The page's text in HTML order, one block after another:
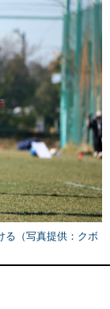
る（写真提供：クボ